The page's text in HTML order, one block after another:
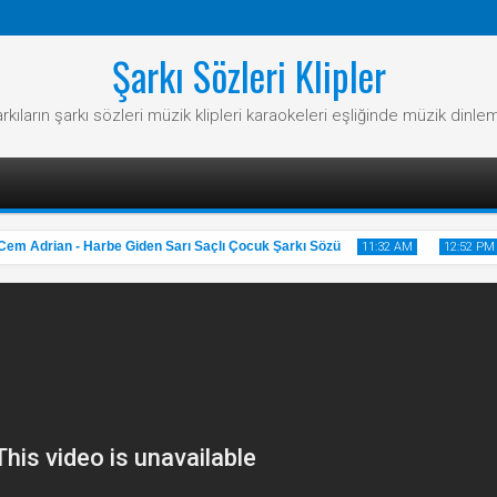
Şarkı Sözleri Klipler
şarkı sözleri müzik klipleri karaokeleri eşliğinde müzik
Adrian - Harbe Giden Sarı Saçlı Çocuk Şarkı Sözü 11:32 AM 12:52 PM